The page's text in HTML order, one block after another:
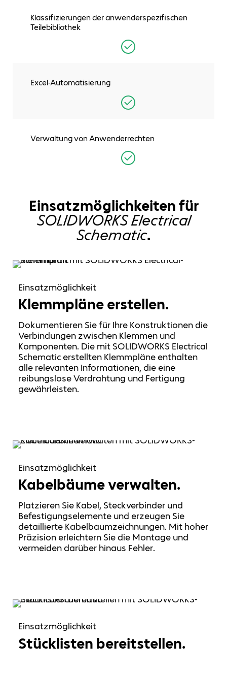
Klassifizierungen der anwenderspezifischen
Teilebibliothek
Excel-Automatisierung
Verwaltung von Anwenderrechten
Einsatzmöglichkeiten für
SOLIDWORKS Electrical
Schematic.
Einsatzmöglichkeit
Klemmpläne erstellen.
Dokumentieren Sie für Ihre Konstruktionen die
Verbindungen zwischen Klemmen und
Komponenten. Die mit SOLIDWORKS Electrical
Schematic erstellten Klemmpläne enthalten
alle relevanten Informationen, die eine
reibungslose Verdrahtung und Fertigung
gewährleisten.
Einsatzmöglichkeit
Kabelbäume verwalten.
Platzieren Sie Kabel, Steckverbinder und
Befestigungselemente und erzeugen Sie
detaillierte Kabelbaumzeichnungen. Mit hoher
Präzision erleichtern Sie die Montage und
vermeiden darüber hinaus Fehler.
Einsatzmöglichkeit
Stücklisten bereitstellen.